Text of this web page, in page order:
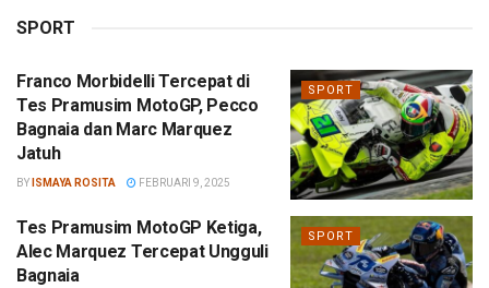
SPORT
SPORT
Franco Morbidelli Tercepat di
Tes Pramusim MotoGP, Pecco
Bagnaia dan Marc Marquez
Jatuh
BY ISMAYA ROSITA FEBRUARI 9, 2025
SPORT
Tes Pramusim MotoGP Ketiga,
Alec Marquez Tercepat Ungguli
Bagnaia